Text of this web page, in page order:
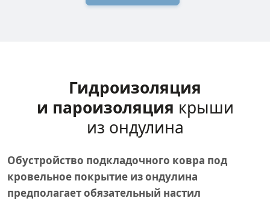
Гидроизоляция
и пароизоляция крыши
из ондулина
Обустройство подкладочного ковра под
кровельное покрытие из ондулина
предполагает обязательный настил